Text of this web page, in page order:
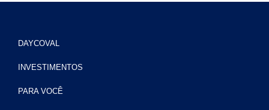
DAYCOVAL
INVESTIMENTOS
PARA VOCÊ